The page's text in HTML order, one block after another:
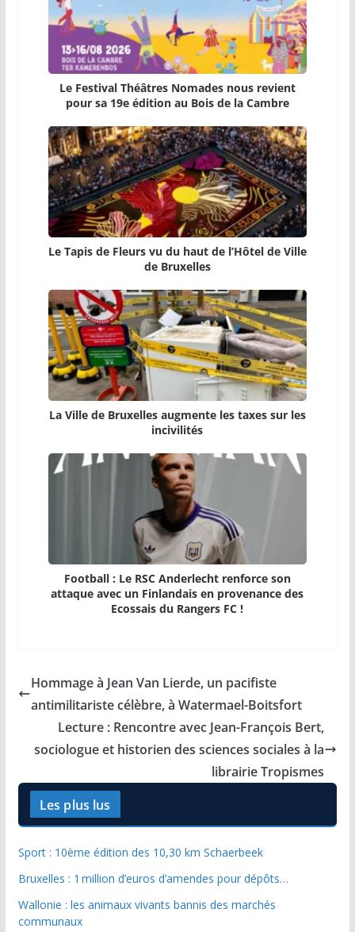
Le Festival Théâtres Nomades nous revient
pour sa 19e édition au Bois de la Cambre
Le Tapis de Fleurs vu du haut de l’Hôtel de Ville
de Bruxelles
La Ville de Bruxelles augmente les taxes sur les
incivilités
Football : Le RSC Anderlecht renforce son
attaque avec un Finlandais en provenance des
Ecossais du Rangers FC !
Hommage à Jean Van Lierde, un pacifiste
antimilitariste célèbre, à Watermael-Boitsfort
Lecture : Rencontre avec Jean-François Bert,
sociologue et historien des sciences sociales à la
librairie Tropismes
Les plus lus
Sport : 10ème édition des 10,30 km Schaerbeek
Bruxelles : 1 million d’euros d’amendes pour dépôts…
Wallonie : les animaux vivants bannis des marchés
communaux